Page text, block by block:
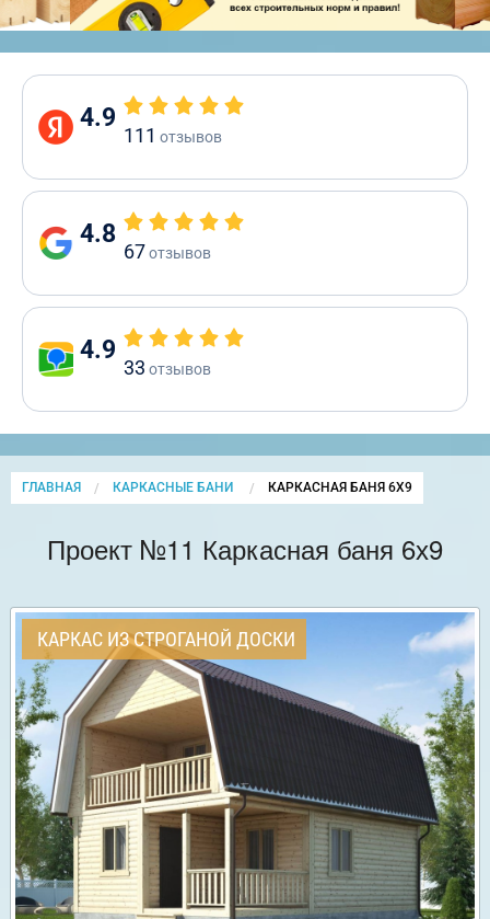
4.9
111 отзывов
4.8
67отзывов
4.9
33 отзывов
ГЛАВНАЯ КАРКАСНЫЕ БАНИ CURRENT:
КАРКАСНАЯ БАНЯ 6Х9
Проект №11 Каркасная баня 6х9
КАРКАС ИЗ СТРОГАНОЙ ДОСКИ